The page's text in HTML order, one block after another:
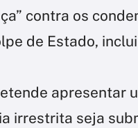
contra os
de Estado,
apresentar
irrestrita seja